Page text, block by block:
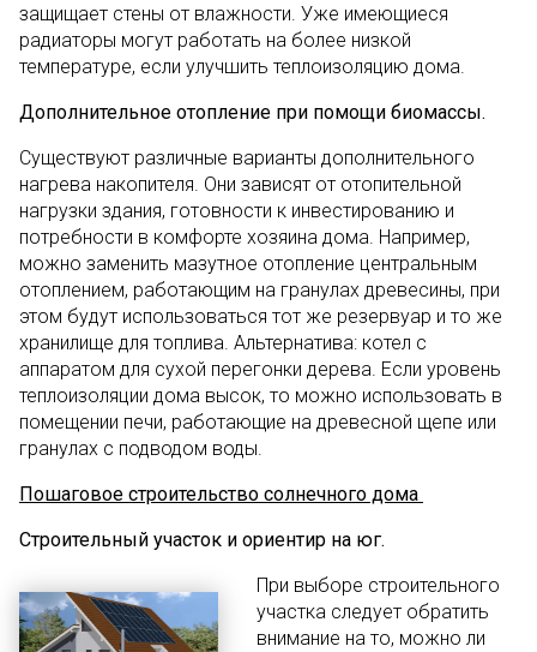
защищает стены от влажности. Уже имеющиеся
радиаторы могут работать на более низкой
температуре, если улучшить теплоизоляцию дома.
Дополнительное отопление при помощи биомассы.
Существуют различные варианты дополнительного
нагрева накопителя. Они зависят от отопительной
нагрузки здания, готовности к инвестированию и
потребности в комфорте хозяина дома. Например,
можно заменить мазутное отопление центральным
отоплением, работающим на гранулах древесины, при
этом будут использоваться тот же резервуар и то же
хранилище для топлива. Альтернатива: котел с
аппаратом для сухой перегонки дерева. Если уровень
теплоизоляции дома высок, то можно использовать в
помещении печи, работающие на древесной щепе или
гранулах с подводом воды.
Пошаговое строительство солнечного дома
Строительный участок и ориентир на юг.
При выборе строительного
участка следует обратить
внимание на то, можно ли